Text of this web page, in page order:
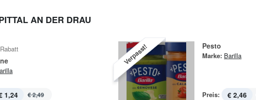
AN DER DRAU
1,24 € 2,49
Verpasst! Pesto
Marke: Barilla
Preis: € 2,46